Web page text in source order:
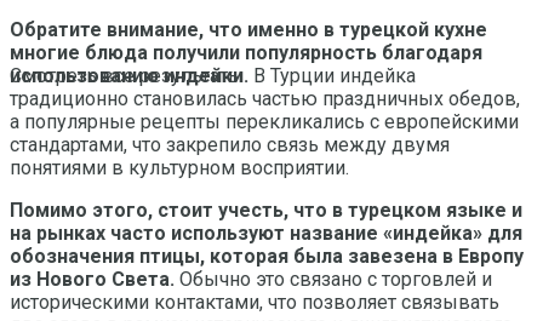
Смотреть все результаты
Обратите внимание, что именно в турецкой кухне
многие блюда получили популярность благодаря
использованию индейки. В Турции индейка
традиционно становилась частью праздничных обедов,
а популярные рецепты перекликались с европейскими
стандартами, что закрепило связь между двумя
понятиями в культурном восприятии.
Помимо этого, стоит учесть, что в турецком языке и
на рынках часто используют название «индейка» для
обозначения птицы, которая была завезена в Европу
из Нового Света. Обычно это связано с торговлей и
историческими контактами, что позволяет связывать